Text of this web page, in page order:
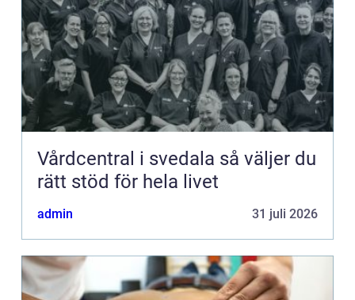
Vårdcentral i svedala så väljer du
rätt stöd för hela livet
admin 31 juli 2026